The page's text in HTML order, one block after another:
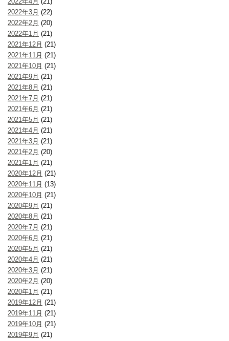
2022年3月 (22)
2022年2月 (20)
2022年1月 (21)
2021年12月 (21)
2021年11月 (21)
2021年10月 (21)
2021年9月 (21)
2021年8月 (21)
2021年7月 (21)
2021年6月 (21)
2021年5月 (21)
2021年4月 (21)
2021年3月 (21)
2021年2月 (20)
2021年1月 (21)
2020年12月 (21)
2020年11月 (13)
2020年10月 (21)
2020年9月 (21)
2020年8月 (21)
2020年7月 (21)
2020年6月 (21)
2020年5月 (21)
2020年4月 (21)
2020年3月 (21)
2020年2月 (20)
2020年1月 (21)
2019年12月 (21)
2019年11月 (21)
2019年10月 (21)
2019年9月 (21)